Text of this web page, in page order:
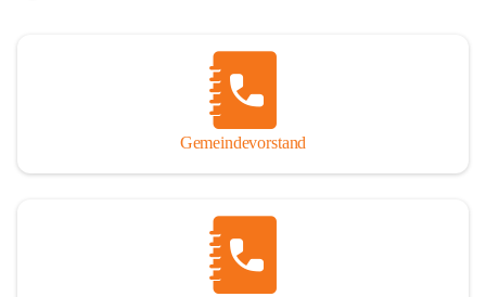
Gemeindevorstand